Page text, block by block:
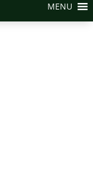
MENU